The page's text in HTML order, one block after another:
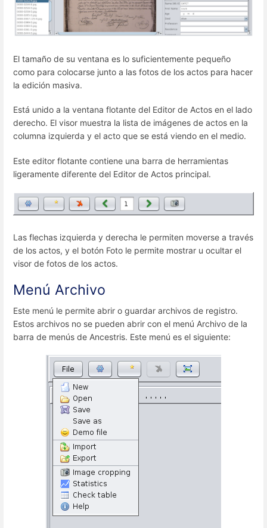
El tamaño de su ventana es lo suficientemente pequeño
como para colocarse junto a las fotos de los actos para hacer
la edición masiva.
Está unido a la ventana flotante del Editor de Actos en el lado
derecho. El visor muestra la lista de imágenes de actos en la
columna izquierda y el acto que se está viendo en el medio.
Este editor flotante contiene una barra de herramientas
ligeramente diferente del Editor de Actos principal.
Las flechas izquierda y derecha le permiten moverse a través
de los actos, y el botón Foto le permite mostrar u ocultar el
visor de fotos de los actos.
Menú Archivo
Este menú le permite abrir o guardar archivos de registro.
Estos archivos no se pueden abrir con el menú Archivo de la
barra de menús de Ancestris. Este menú es el siguiente: